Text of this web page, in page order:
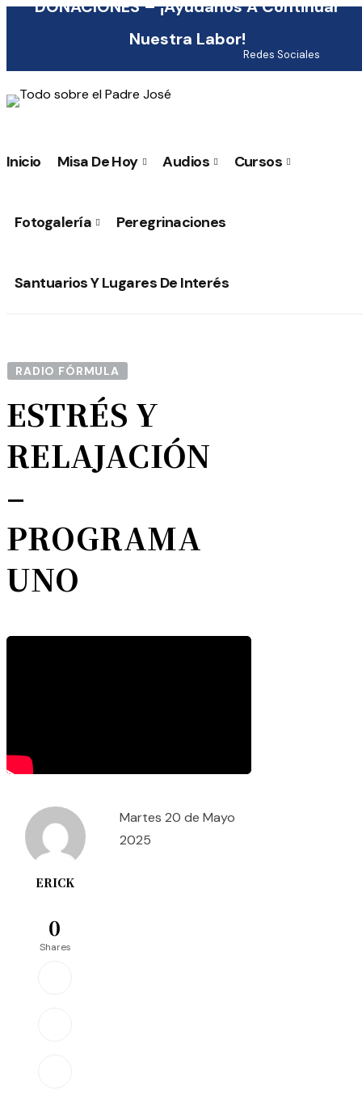
DONACIONES – ¡Ayúdanos A Continuar
Nuestra Labor!
Redes Sociales
Inicio Misa De Hoy Audios Cursos
Fotogalería Peregrinaciones
Santuarios Y Lugares De Interés
RADIO FÓRMULA
ESTRÉS Y
RELAJACIÓN
–
PROGRAMA
UNO
ERICK
0
Shares
Martes 20 de Mayo
2025